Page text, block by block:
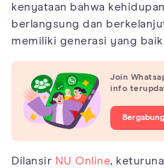
kenyataan bahwa
berlangsung dan
memiliki generasi yang
Join
info
Dilansir NU Online,